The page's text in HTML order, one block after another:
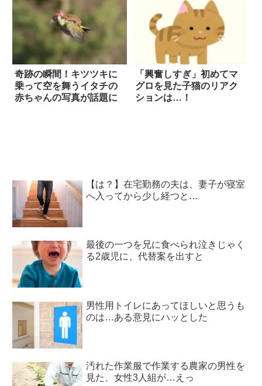
奇跡の瞬間！キツツキに
乗って空を舞うイタチの
赤ちゃんの写真が話題に
「興奮しすぎ」初めてマ
グロを見た子猫のリアク
ションは…！
【は？】在宅勤務の夫は、妻子が寝室
へ入ってから少し経つと…
最後の一つを兄に食べられ泣きじゃく
る2歳児に、代替案を出すと
男性用トイレにあってほしいと思うも
のは…ある意見にハッとした
汚れた作業服で作業する農家の男性を
見た、女性3人組が…えっ